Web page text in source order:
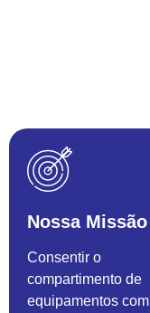
Nossa Missão
Consentir o
compartimento de
equipamentos com